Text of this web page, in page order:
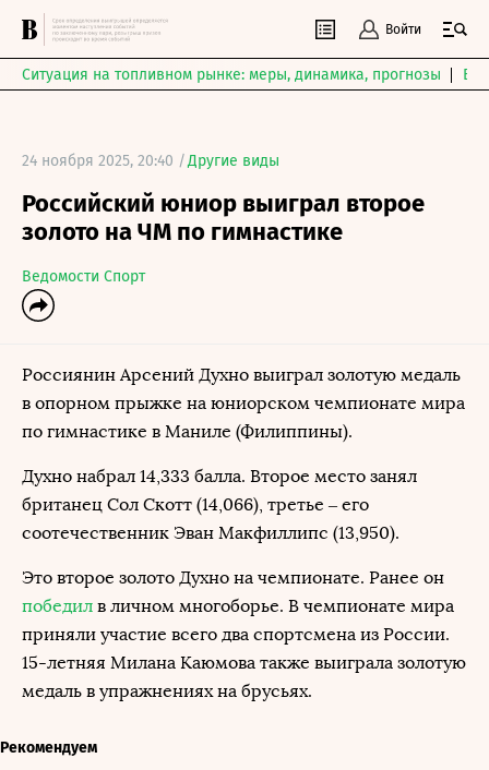
Войти
Ситуация на топливном рынке: меры, динамика, прогнозы
24 ноября 2025, 20:40 /Другие виды
Российский юниор выиграл второе
золото на ЧМ по гимнастике
Ведомости Спорт
Россиянин Арсений Духно выиграл золотую медаль
в опорном прыжке на юниорском чемпионате мира
по гимнастике в Маниле (Филиппины).
Духно набрал 14,333 балла. Второе место занял
британец Сол Скотт (14,066), третье – его
соотечественник Эван Макфиллипс (13,950).
Это второе золото Духно на чемпионате. Ранее он
победил в личном многоборье. В чемпионате мира
приняли участие всего два спортсмена из России.
15-летняя Милана Каюмова также выиграла золотую
медаль в упражнениях на брусьях.
Рекомендуем